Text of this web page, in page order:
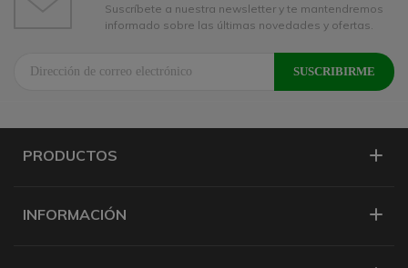
Suscríbete a nuestra newsletter y te mantendremos
informado sobre las últimas novedades y ofertas.
PRODUCTOS
INFORMACIÓN